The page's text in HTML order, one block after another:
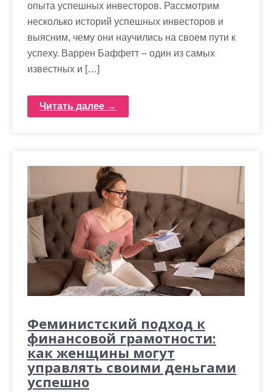
опыта успешных инвесторов. Рассмотрим
несколько историй успешных инвесторов и
выясним, чему они научились на своем пути к
успеху. Варрен Баффетт – один из самых
известных и […]
Читать далее →
Феминистский подход к
финансовой грамотности:
как женщины могут
управлять своими деньгами
успешно